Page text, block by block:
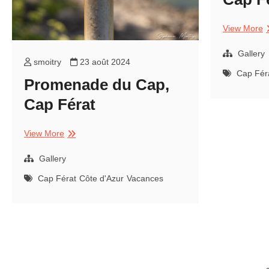
smoitry 23 août 2024
Promenade du Cap,
Cap Férat
View MorePromenade
Cap,
Férat
Gallery
Cap Férat Côte d'Azur Vacances
View More
la
Gallery
Cap